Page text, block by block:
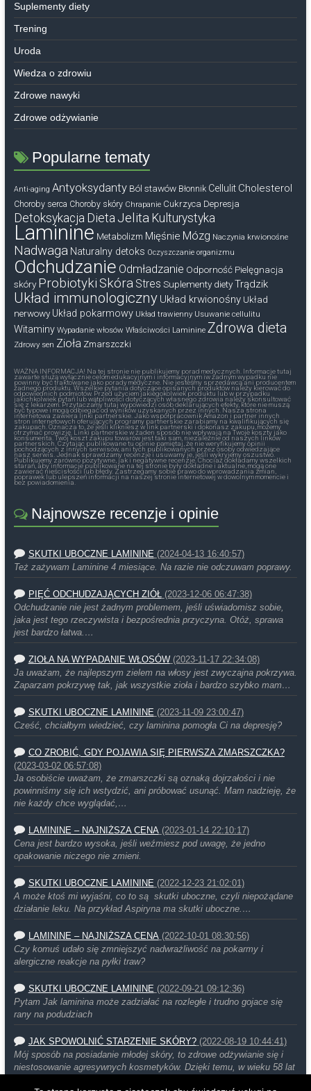
Suplementy diety
Trening
Uroda
Wiedza o zdrowiu
Zdrowe nawyki
Zdrowe odżywianie
Popularne tematy
Anti-aging Antyoksydanty Ból stawów Błonnik Cellulit Cholesterol
Choroby serca Choroby skóry Chrapanie Cukrzyca Depresja
Detoksykacja Dieta Jelita Kulturystyka
Laminine Metabolizm Mięśnie Mózg Naczynia krwionośne
Nadwaga Naturalny detoks Oczyszczanie organizmu
Odchudzanie Odmładzanie Odporność Pielęgnacja
skóry Probiotyki Skóra Stres Suplementy diety Trądzik
Układ immunologiczny Układ krwionośny Układ
nerwowy Układ pokarmowy Układ trawienny Usuwanie cellulitu
Witaminy Wypadanie włosów Właściwości Laminine Zdrowa dieta
Zdrowy sen Zioła Zmarszczki
WAŻNA INFORMACJA! Na tej stronie nie publikujemy porad medycznych. Informacje tutaj
zawarte służą wyłącznie celom edukacyjnym i informacyjnym iw żadnym wypadku nie
powinny być traktowane jako porady medyczne. Nie jesteśmy sprzedawcą ani producentem
żadnego produktu. Wszelkie pytania dotyczące opisanych produktów należy kierować do
odpowiednich podmiotów. Przed użyciem jakiegokolwiek produktu lub w przypadku
jakichkolwiek pytań lub wątpliwości dotyczących własnego zdrowia należy skonsultować
się z lekarzem. Przytaczamy tutaj wypowiedzi osób deklarujących efekty, które nie muszą
być typowe i mogą odbiegać od wyników uzyskanych przez innych. Nasza strona
internetowa zawiera linki partnerskie. Jako współpracownik Amazon i partner innych
stron internetowych oferujących programy partnerskie zarabiamy na kwalifikujących się
zakupach. Oznacza to, że jeśli klikniesz w link partnerski i dokonasz zakupu, możemy
otrzymać prowizję. Linki partnerskie w żaden sposób nie wpływają na Twoje koszty jako
konsumenta. Twój koszt zakupu towarów jest taki sam, niezależnie od naszych linków
partnerskich. Czytając publikowane tu opinie pamiętaj, że nie weryfikujemy opinii
pochodzących z innych serwisów, ani tych publikowanych przez osoby odwiedzające
nasz serwis. Jednak sprawdzamy recenzje i usuwamy je, jeśli wykryjemy oszustwo.
Publikujemy zarówno pozytywne, jak i negatywne recenzje. Chociaż dokładamy wszelkich
starań, aby informacje publikowane na tej stronie były dokładne i aktualne, mogą one
zawierać nieścisłości lub błędy. Zastrzegamy sobie prawo do wprowadzania zmian,
poprawek lub ulepszeń informacji na naszej stronie internetowej w dowolnym momencie i
bez powiadomienia.
Najnowsze recenzje i opinie
SKUTKI UBOCZNE LAMININE (2024-04-13 16:40:57)
Też zażywam Laminine 4 miesiące. Na razie nie odczuwam poprawy.
PIĘĆ ODCHUDZAJĄCYCH ZIÓŁ (2023-12-06 06:47:38)
Odchudzanie nie jest żadnym problemem, jeśli uświadomisz sobie,
jaka jest tego rzeczywista i bezpośrednia przyczyna. Otóż, sprawa
jest bardzo łatwa.…
ZIOŁA NA WYPADANIE WŁOSÓW (2023-11-17 22:34:08)
Ja uważam, że najlepszym zielem na włosy jest zwyczajna pokrzywa.
Zaparzam pokrzywę tak, jak wszystkie zioła i bardzo szybko mam…
SKUTKI UBOCZNE LAMININE (2023-11-09 23:00:47)
Cześć, chciałbym wiedzieć, czy laminina pomogła Ci na depresję?
CO ZROBIĆ, GDY POJAWIA SIĘ PIERWSZA ZMARSZCZKA?
(2023-03-02 06:57:08)
Ja osobiście uważam, że zmarszczki są oznaką dojrzałości i nie
powinniśmy się ich wstydzić, ani próbować usunąć. Mam nadzieję, że
nie każdy chce wyglądać,…
LAMININE – NAJNIŻSZA CENA (2023-01-14 22:10:17)
Cena jest bardzo wysoka, jeśli weźmiesz pod uwagę, że jedno
opakowanie niczego nie zmieni.
SKUTKI UBOCZNE LAMININE (2022-12-23 21:02:01)
A może ktoś mi wyjaśni, co to są skutki uboczne, czyli niepożądane
działanie leku. Na przykład Aspiryna ma skutki uboczne.…
LAMININE – NAJNIŻSZA CENA (2022-10-01 08:30:56)
Czy komuś udało się zmniejszyć nadwrażliwość na pokarmy i
alergiczne reakcje na pyłki traw?
SKUTKI UBOCZNE LAMININE (2022-09-21 09:12:36)
Pytam Jak laminina może zadziałać na rozległe i trudno gojace się
rany na podudziach
JAK SPOWOLNIĆ STARZENIE SKÓRY? (2022-08-19 10:44:41)
Mój sposób na posiadanie młodej skóry, to zdrowe odżywianie się i
niestosowanie agresywnych kosmetyków. Dzięki temu, w wieku 58 lat